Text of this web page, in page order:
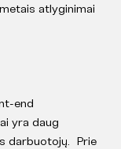
atlyginimai
end
yra daug
darbuotojų. Prie